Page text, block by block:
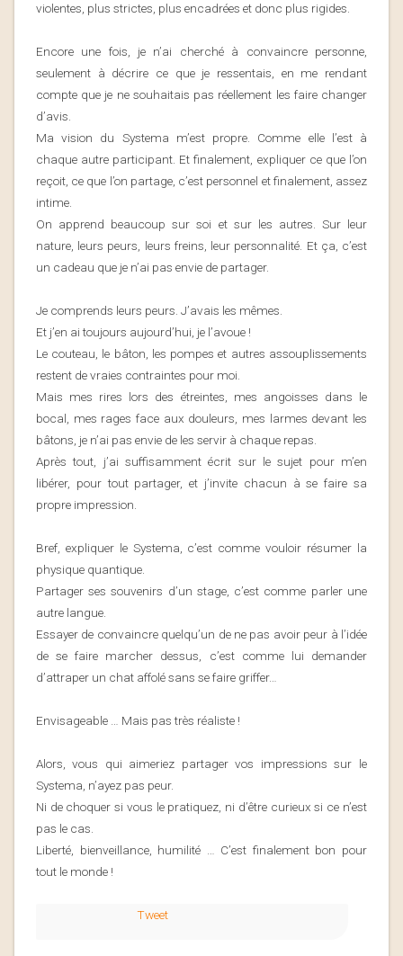
violentes, plus strictes, plus encadrées et donc plus rigides.
Encore une fois, je n’ai cherché à convaincre personne,
seulement à décrire ce que je ressentais, en me rendant
compte que je ne souhaitais pas réellement les faire changer
d’avis.
Ma vision du Systema m’est propre. Comme elle l’est à
chaque autre participant. Et finalement, expliquer ce que l’on
reçoit, ce que l’on partage, c’est personnel et finalement, assez
intime.
On apprend beaucoup sur soi et sur les autres. Sur leur
nature, leurs peurs, leurs freins, leur personnalité. Et ça, c’est
un cadeau que je n’ai pas envie de partager.
Je comprends leurs peurs. J’avais les mêmes.
Et j’en ai toujours aujourd’hui, je l’avoue !
Le couteau, le bâton, les pompes et autres assouplissements
restent de vraies contraintes pour moi.
Mais mes rires lors des étreintes, mes angoisses dans le
bocal, mes rages face aux douleurs, mes larmes devant les
bâtons, je n’ai pas envie de les servir à chaque repas.
Après tout, j’ai suffisamment écrit sur le sujet pour m’en
libérer, pour tout partager, et j’invite chacun à se faire sa
propre impression.
Bref, expliquer le Systema, c’est comme vouloir résumer la
physique quantique.
Partager ses souvenirs d’un stage, c’est comme parler une
autre langue.
Essayer de convaincre quelqu’un de ne pas avoir peur à l’idée
de se faire marcher dessus, c’est comme lui demander
d’attraper un chat affolé sans se faire griffer…
Envisageable … Mais pas très réaliste !
Alors, vous qui aimeriez partager vos impressions sur le
Systema, n’ayez pas peur.
Ni de choquer si vous le pratiquez, ni d’être curieux si ce n’est
pas le cas.
Liberté, bienveillance, humilité … C’est finalement bon pour
tout le monde !
Tweet